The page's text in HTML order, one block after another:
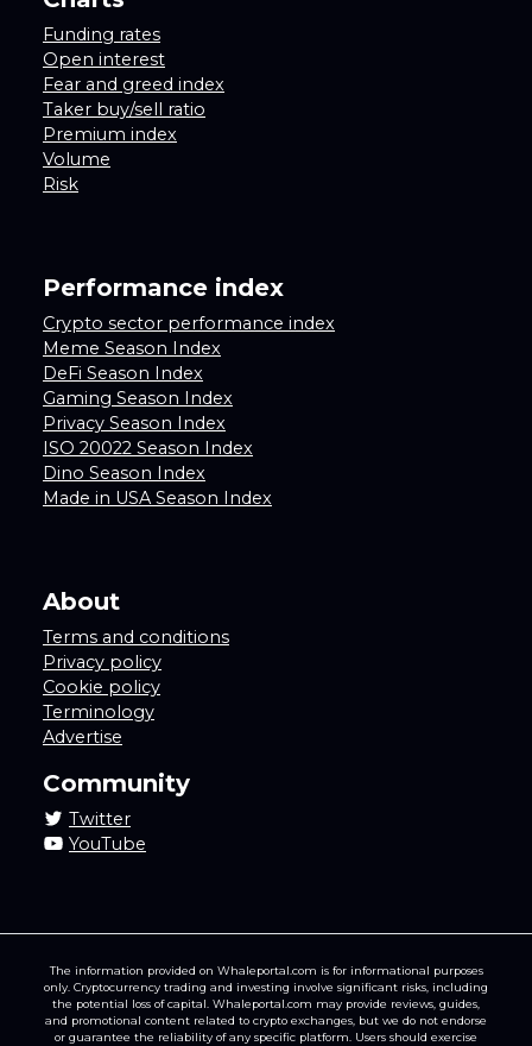
Funding rates
Open interest
Fear and greed index
Taker buy/sell ratio
Premium index
Volume
Risk
Performance index
Crypto sector performance index
Meme Season Index
DeFi Season Index
Gaming Season Index
Privacy Season Index
ISO 20022 Season Index
Dino Season Index
Made in USA Season Index
About
Terms and conditions
Privacy policy
Cookie policy
Terminology
Advertise
Community
Twitter
YouTube
The information provided on Whaleportal.com is for informational purposes
only. Cryptocurrency trading and investing involve significant risks, including
the potential loss of capital. Whaleportal.com may provide reviews, guides,
and promotional content related to crypto exchanges, but we do not endorse
or guarantee the reliability of any specific platform. Users should exercise